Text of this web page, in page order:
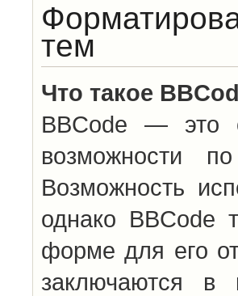
тем
Что такое
BBCode — это
возможности
Возможность
однако BBCode
форме для его
заключаются